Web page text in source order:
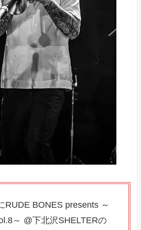
RUDE BONES presents ～
～ @下北沢SHELTERの